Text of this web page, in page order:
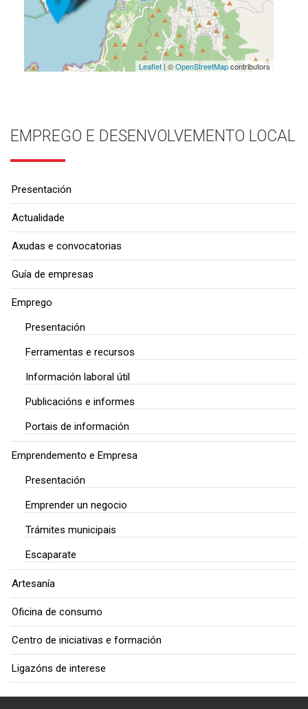
Leaflet| ©OpenStreetMapcontributors
EMPREGO E DESENVOLVEMENTO LOCAL
Presentación
Actualidade
Axudas e convocatorias
Guía de empresas
Emprego
Presentación
Ferramentas e recursos
Información laboral útil
Publicacións e informes
Portais de información
Emprendemento e Empresa
Presentación
Emprender un negocio
Trámites municipais
Escaparate
Artesanía
Oficina de consumo
Centro de iniciativas e formación
Ligazóns de interese